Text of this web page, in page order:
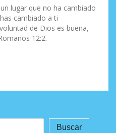
lugar que no ha cambiado
cambiado a ti
de Dios es buena,
12:2.
Buscar